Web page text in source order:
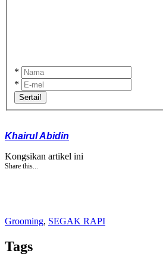
*
*
Sertai!
Khairul Abidin
Kongsikan artikel ini
Share this...
Grooming, SEGAK RAPI
Tags